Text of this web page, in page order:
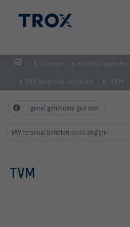
SAYFASI
Ürünler Kontrol üniteleri
VAV terminal üniteleri TVM
genel görünüme geri dön
VAV terminal üniteleri serisi değiştir
TVM